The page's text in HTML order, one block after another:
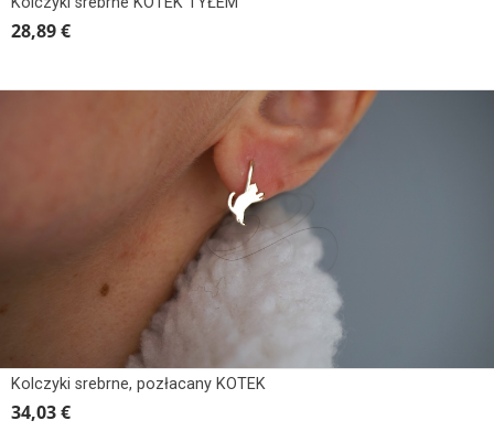
28,89 €
Kolczyki srebrne, pozłacany KOTEK
34,03 €